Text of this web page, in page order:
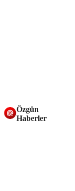
Özgün
Haberler